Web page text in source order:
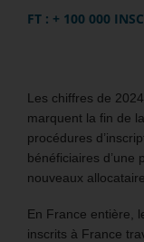
FT : + 100 000
Les chiffres de
marquent la fin de
procédures
bénéficiaires d’une
nouveaux
En France entière,
inscrits à France